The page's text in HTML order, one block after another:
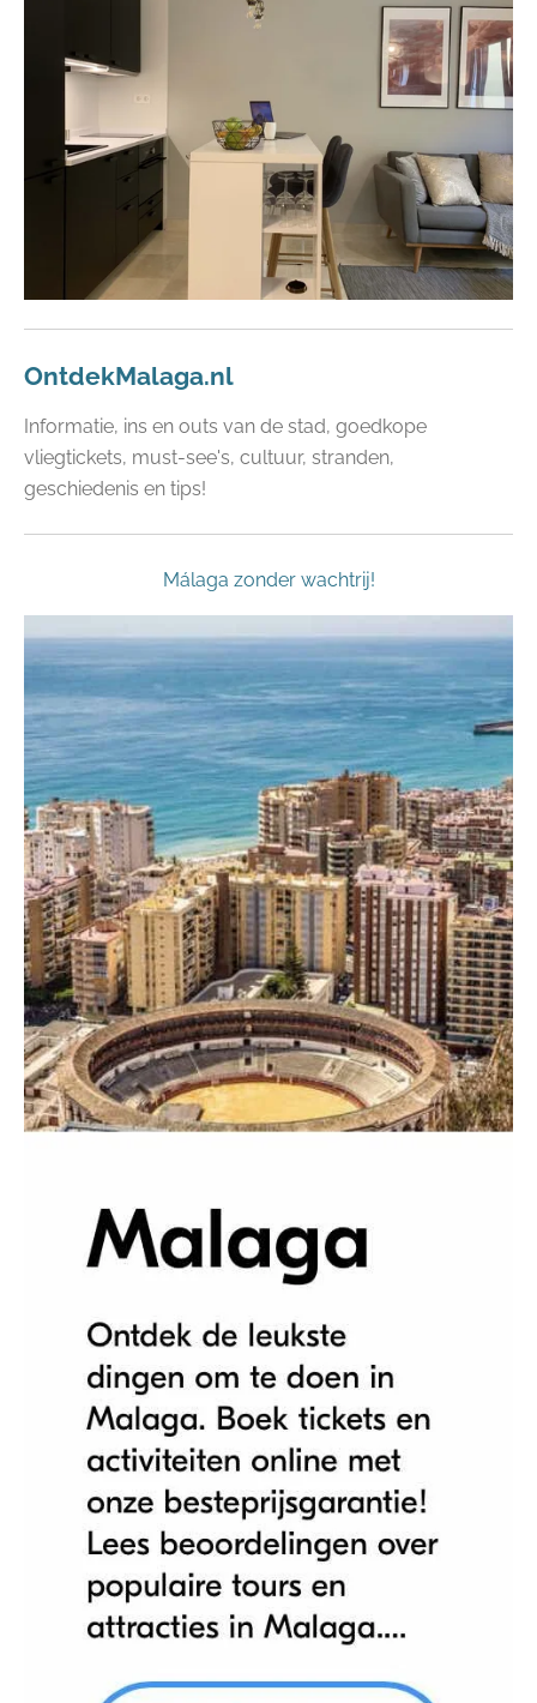
OntdekMalaga.nl
Informatie, ins en outs van de stad, goedkope
vliegtickets, must-see's, cultuur, stranden,
geschiedenis en tips!
Málaga zonder wachtrij!